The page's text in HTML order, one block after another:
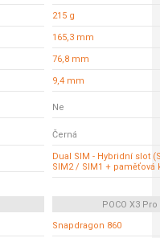
215 g
165,3 mm
76,8 mm
9,4 mm
Ne
Černá
Dual SIM - Hybridní slot
SIM2 / SIM1 + paměťová
POCO X3 Pro
Snapdragon 860